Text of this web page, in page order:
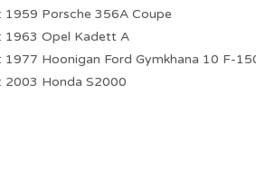
1959 Porsche 356A Coupe
1963 Opel Kadett A
1977 Hoonigan Ford Gymkhana 10 F-
2003 Honda S2000